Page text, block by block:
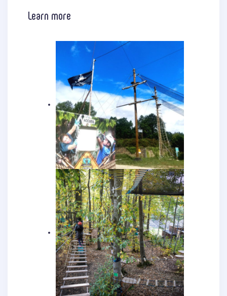
Learn more